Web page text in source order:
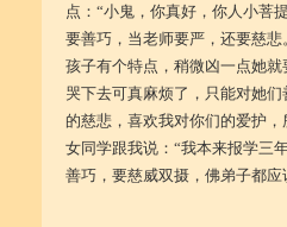
点：“小鬼，你真好，你人小菩
要善巧，当老师要严，还要慈
孩子有个特点，稍微凶一点她
哭下去可真麻烦了，只能对她
的慈悲，喜欢我对你们的爱护
女同学跟我说：“我本来报学三
善巧，要慈威双摄，佛弟子都应